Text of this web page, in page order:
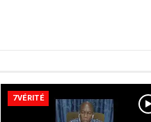
7VÉRITÉ